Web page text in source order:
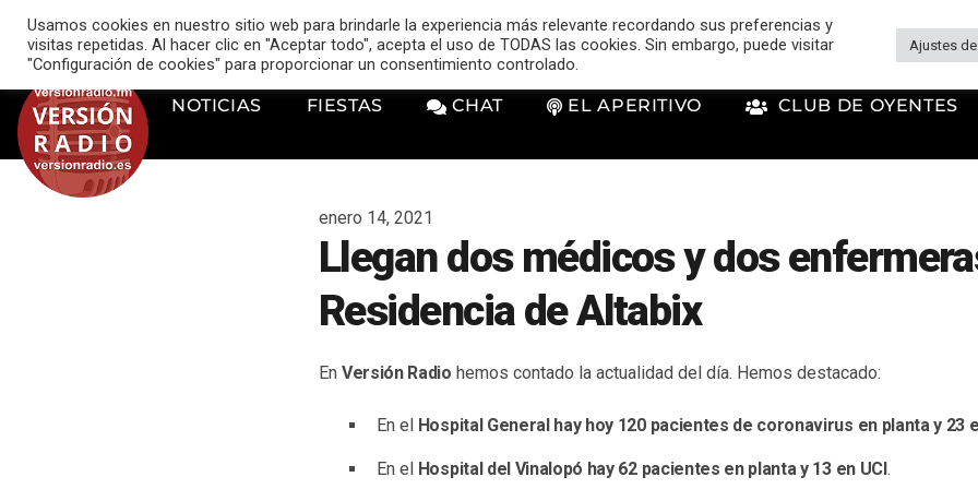
music_note VERSIÓN RADIO
NOTICIAS FIESTAS CHAT EL APERITIVO CLUB DE OYENTES
enero 14, 2021
Llegan dos médicos y dos
Residencia de Altabix
En Versión Radio hemos contado la actualidad del día. Hemos destacado:
En el Hospital General hay hoy 120 pacientes de coronavirus en planta y 23
En el Hospital del Vinalopó hay 62 pacientes en planta y 13 en UCI.
Usamos cookies en nuestro sitio web para brindarle la experiencia más relevante recordando sus preferencias y
visitas repetidas. Al hacer clic en "Aceptar todo", acepta el uso de TODAS las cookies. Sin embargo, puede visitar
"Configuración de cookies" para proporcionar un consentimiento controlado.
Ajustes